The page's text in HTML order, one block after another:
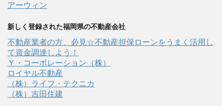
アーウィン
新しく登録された福岡県の不動産会社
不動産業者の方、必見☆不動産担保ローンをうまく活用し
て資金調達しよう！
Ｙ・コーポレーション（株）
ロイヤル不動産
（株）ライフ・テクニカ
（株）吉田住建